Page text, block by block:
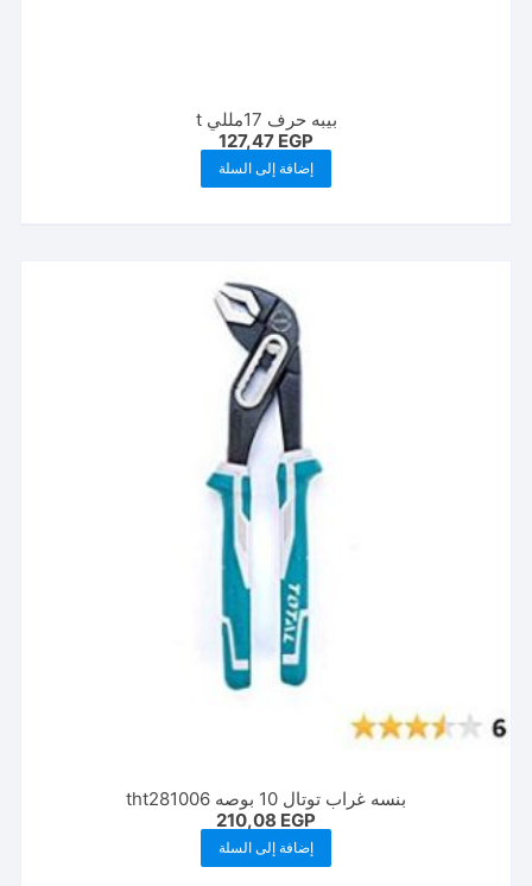
بيبه حرف 17مللي t
127,47 EGP
إضافة إلى السلة
بنسه غراب توتال 10 بوصه tht281006
210,08 EGP
إضافة إلى السلة